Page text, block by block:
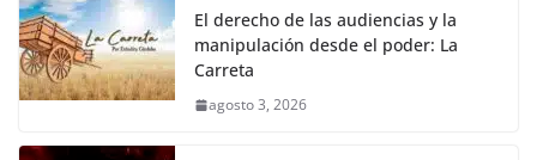
El derecho de las audiencias y la
manipulación desde el poder: La
Carreta
agosto 3, 2026